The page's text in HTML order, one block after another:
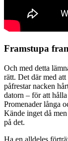
Framstupa
Och med detta
rätt. Det där med
påfrestar nacken
datorn – för att
Promenader långa
Kände inget då
på det.
Ha en alldeles